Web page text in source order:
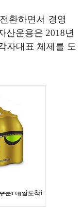
환하면서 경영
산운용은 2018년
자대표 체제를 도